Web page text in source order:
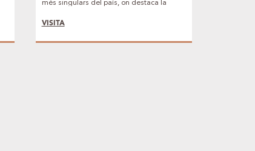
més singulars del país, on destaca la
original de 1780 i per més de 200 pots de
VISITA